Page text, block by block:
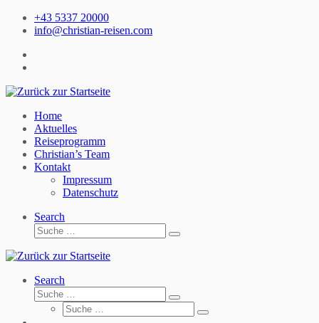
Zum
Inhalt
+43 5337 20000
info@christian-reisen.com
Home
Aktuelles
Reiseprogramm
Christian’s Team
Kontakt
Impressum
Datenschutz
Search
Suche
Suche
Search
Suche
Suche
Suche
Suche